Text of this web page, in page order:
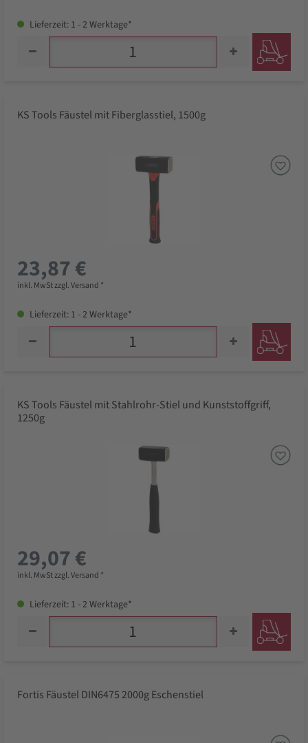
Lieferzeit: 1 - 2 Werktage*
KS Tools Fäustel mit Fiberglasstiel, 1500g
23,87 €
inkl. MwSt zzgl. Versand *
Lieferzeit: 1 - 2 Werktage*
KS Tools Fäustel mit Stahlrohr-Stiel und Kunststoffgriff,
1250g
29,07 €
inkl. MwSt zzgl. Versand *
Lieferzeit: 1 - 2 Werktage*
Fortis Fäustel DIN6475 2000g Eschenstiel